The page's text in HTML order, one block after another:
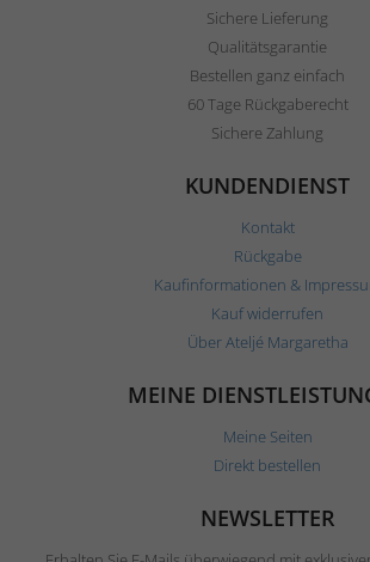
Sichere Lieferung
Qualitätsgarantie
Bestellen ganz einfach
60 Tage Rückgaberecht
Sichere Zahlung
KUNDENDIENST
Kontakt
Rückgabe
Kaufinformationen &
Kauf widerrufen
Über Ateljé Margaretha
MEINE
Meine Seiten
Direkt bestellen
NEWSLETTER